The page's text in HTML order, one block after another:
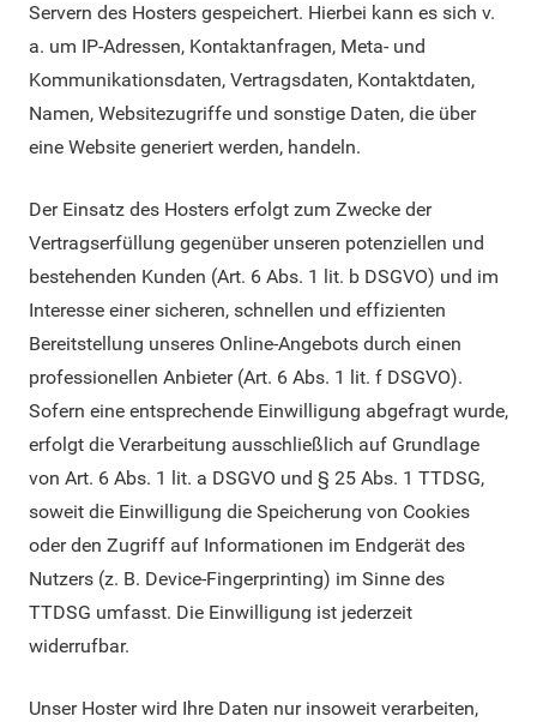
Servern des Hosters gespeichert. Hierbei kann es sich v.
a. um IP-Adressen, Kontaktanfragen, Meta- und
Kommunikationsdaten, Vertragsdaten, Kontaktdaten,
Namen, Websitezugriffe und sonstige Daten, die über
eine Website generiert werden, handeln.
Der Einsatz des Hosters erfolgt zum Zwecke der
Vertragserfüllung gegenüber unseren potenziellen und
bestehenden Kunden (Art. 6 Abs. 1 lit. b DSGVO) und im
Interesse einer sicheren, schnellen und effizienten
Bereitstellung unseres Online-Angebots durch einen
professionellen Anbieter (Art. 6 Abs. 1 lit. f DSGVO).
Sofern eine entsprechende Einwilligung abgefragt wurde,
erfolgt die Verarbeitung ausschließlich auf Grundlage
von Art. 6 Abs. 1 lit. a DSGVO und § 25 Abs. 1 TTDSG,
soweit die Einwilligung die Speicherung von Cookies
oder den Zugriff auf Informationen im Endgerät des
Nutzers (z. B. Device-Fingerprinting) im Sinne des
TTDSG umfasst. Die Einwilligung ist jederzeit
widerrufbar.
Unser Hoster wird Ihre Daten nur insoweit verarbeiten,